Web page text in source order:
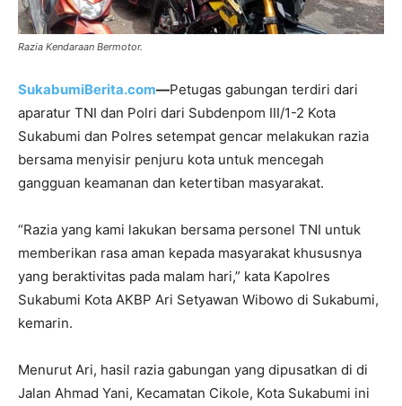
Razia Kendaraan Bermotor.
SukabumiBerita.com—Petugas gabungan terdiri dari
aparatur TNI dan Polri dari Subdenpom III/1-2 Kota
Sukabumi dan Polres setempat gencar melakukan razia
bersama menyisir penjuru kota untuk mencegah
gangguan keamanan dan ketertiban masyarakat.
“Razia yang kami lakukan bersama personel TNI untuk
memberikan rasa aman kepada masyarakat khususnya
yang beraktivitas pada malam hari,” kata Kapolres
Sukabumi Kota AKBP Ari Setyawan Wibowo di Sukabumi,
kemarin.
Menurut Ari, hasil razia gabungan yang dipusatkan di di
Jalan Ahmad Yani, Kecamatan Cikole, Kota Sukabumi ini